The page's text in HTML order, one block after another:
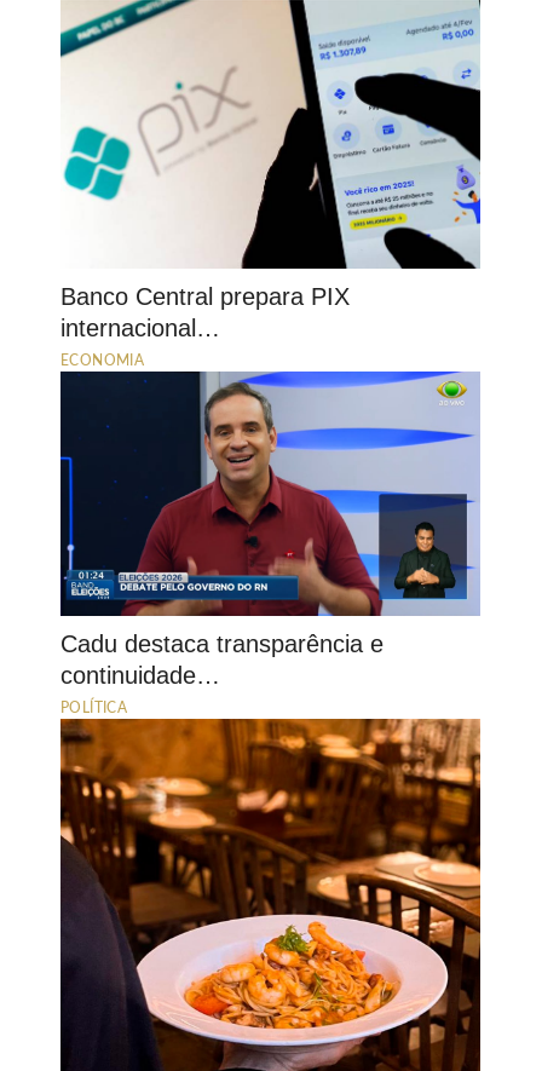
Banco Central prepara PIX
internacional…
ECONOMIA
Cadu destaca transparência e
continuidade…
POLÍTICA